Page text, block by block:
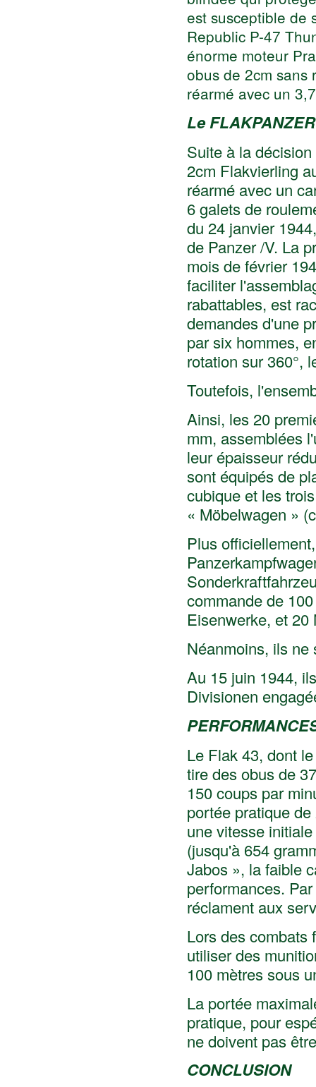
est susceptible de
Republic P-47
énorme moteur
obus de 2cm sans
réarmé avec un
Le
Suite à la
2cm Flakvierling
réarmé avec un
6 galets de
du 24 janvier
de Panzer /V. La
mois de février
faciliter
rabattables, est
demandes d'une
par six hommes,
rotation sur 360°,
Toutefois,
Ainsi, les 20
mm, assemblées
leur épaisseur
sont équipés de
cubique et les
« Möbelwagen »
Plus
commande de
Eisenwerke, et
Néanmoins, ils ne
Au 15 juin 1944,
Divisionen
Le Flak 43, dont
tire des obus de
150 coups par
portée pratique
une vitesse
(jusqu'à 654
Jabos », la faible
performances.
réclament aux
Lors des combats
utiliser des
100 mètres sous
La portée
pratique, pour
ne doivent pas
CONCLUSION